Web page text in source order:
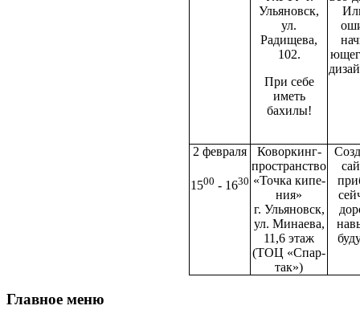
Ульяновск,
ул.
Радищева,
102.
При себе
иметь
бахилы!
2 февраля
1500 - 1630
Коворкинг-
пространство
«Точка кипе­
ния»
г. Ульяновск,
ул. Минаева,
11,6 этаж
(ТОЦ «Спар­
так»)
Главное меню